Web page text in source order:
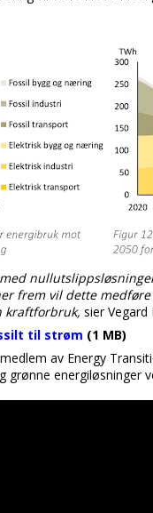
frem vil dette
kraftforbruk, sier
til strøm (1 MB)
av Energy
energiløsninger